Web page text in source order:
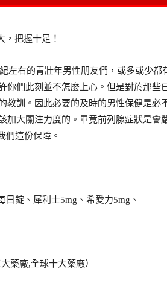
，把握十足！
左右的青壯年男性朋友們，或多或少都
你們此刻並不怎麼上心。但是對於那些
教訓。因此必要的及時的男性保健是必
加大關注力度的。畢竟前列腺症狀是會
們這份保障。
日錠、犀利士5mg、希愛力5mg、
藥廠,全球十大藥廠）